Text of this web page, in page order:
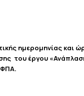
ημερομηνίας και
του έργου